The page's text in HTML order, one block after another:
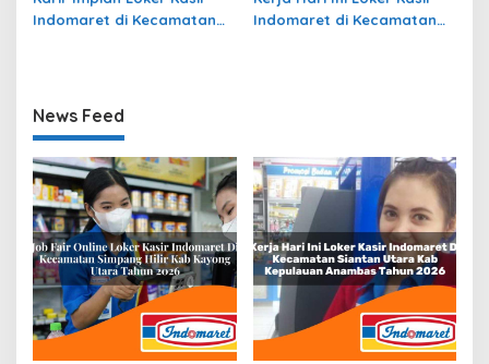
Indomaret di Kecamatan
Indomaret di Kecamatan
News Feed